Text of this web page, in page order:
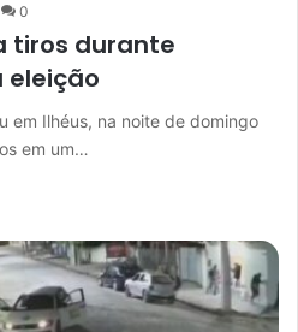
0
tiros durante
eleição
em Ilhéus, na noite de domingo
em um…